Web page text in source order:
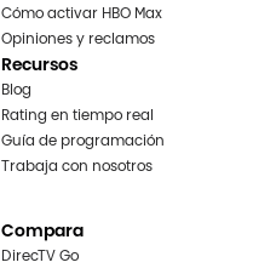
Cómo activar HBO Max
Opiniones y reclamos
Recursos
Blog
Rating en tiempo real
Guía de programación
Trabaja con nosotros
Compara
DirecTV Go